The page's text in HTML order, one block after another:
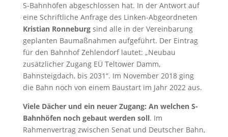
S-Bahnhöfen abgeschlossen hat. In der Antwort auf
eine Schriftliche Anfrage des Linken-Abgeordneten
Kristian Ronneburgsind alle in der Vereinbarung
geplanten Baumaßnahmen aufgeführt. Der Eintrag
für den Bahnhof Zehlendorf lautet: „Neubau
zusätzlicher Zugang EÜ Teltower Damm,
Bahnsteigdach, bis 2031“. Im November 2018 ging
die Bahn noch von einem Baustart im Jahr 2022 aus.
Viele Dächer und ein neuer Zugang: An welchen S-
Bahnhöfen noch gebaut werden soll. Im
Rahmenvertrag zwischen Senat und Deutscher Bahn,